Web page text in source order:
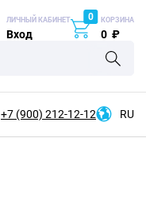
ЛИЧНЫЙ КАБИНЕТ
Вход
0 КОРЗИНА
0 ₽
+7 (900) 212-12-12 RU